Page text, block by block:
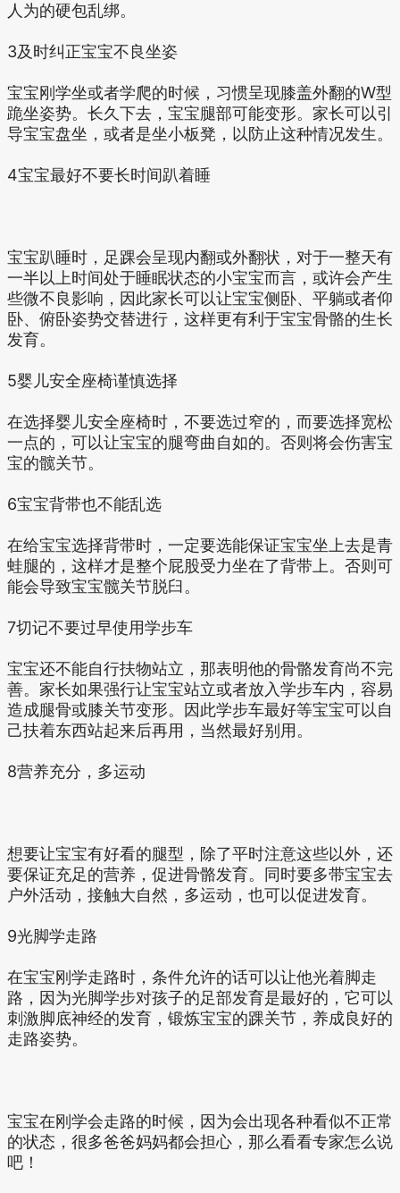
人为的硬包乱绑。
3及时纠正宝宝不良坐姿
宝宝刚学坐或者学爬的时候，习惯呈现膝盖外翻的W型
跪坐姿势。长久下去，宝宝腿部可能变形。家长可以引
导宝宝盘坐，或者是坐小板凳，以防止这种情况发生。
4宝宝最好不要长时间趴着睡
宝宝趴睡时，足踝会呈现内翻或外翻状，对于一整天有
一半以上时间处于睡眠状态的小宝宝而言，或许会产生
些微不良影响，因此家长可以让宝宝侧卧、平躺或者仰
卧、俯卧姿势交替进行，这样更有利于宝宝骨骼的生长
发育。
5婴儿安全座椅谨慎选择
在选择婴儿安全座椅时，不要选过窄的，而要选择宽松
一点的，可以让宝宝的腿弯曲自如的。否则将会伤害宝
宝的髋关节。
6宝宝背带也不能乱选
在给宝宝选择背带时，一定要选能保证宝宝坐上去是青
蛙腿的，这样才是整个屁股受力坐在了背带上。否则可
能会导致宝宝髋关节脱臼。
7切记不要过早使用学步车
宝宝还不能自行扶物站立，那表明他的骨骼发育尚不完
善。家长如果强行让宝宝站立或者放入学步车内，容易
造成腿骨或膝关节变形。因此学步车最好等宝宝可以自
己扶着东西站起来后再用，当然最好别用。
8营养充分，多运动
想要让宝宝有好看的腿型，除了平时注意这些以外，还
要保证充足的营养，促进骨骼发育。同时要多带宝宝去
户外活动，接触大自然，多运动，也可以促进发育。
9光脚学走路
在宝宝刚学走路时，条件允许的话可以让他光着脚走
路，因为光脚学步对孩子的足部发育是最好的，它可以
刺激脚底神经的发育，锻炼宝宝的踝关节，养成良好的
走路姿势。
宝宝在刚学会走路的时候，因为会出现各种看似不正常
的状态，很多爸爸妈妈都会担心，那么看看专家怎么说
吧！